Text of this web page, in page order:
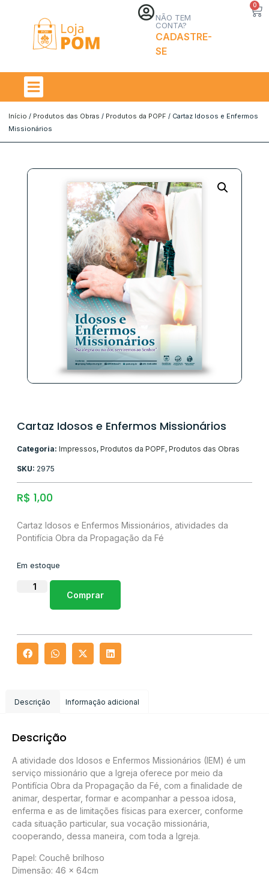
NÃO TEM
CONTA?
CADASTRE-
SE
0
Início / Produtos das Obras / Produtos da POPF / Cartaz Idosos e Enfermos
Missionários
Cartaz Idosos e Enfermos Missionários
Categoria: Impressos, Produtos da POPF, Produtos das Obras
SKU: 2975
R$ 1,00
Cartaz Idosos e Enfermos Missionários, atividades da
Pontifícia Obra da Propagação da Fé
Em estoque
Comprar
Descrição Informação adicional
Descrição
A atividade dos Idosos e Enfermos Missionários (IEM) é um
serviço missionário que a Igreja oferece por meio da
Pontifícia Obra da Propagação da Fé, com a finalidade de
animar, despertar, formar e acompanhar a pessoa idosa,
enferma e as de limitações físicas para exercer, conforme
cada situação particular, sua vocação missionária,
cooperando, dessa maneira, com toda a Igreja.
Papel: Couchê brilhoso
Dimensão: 46 x 64cm